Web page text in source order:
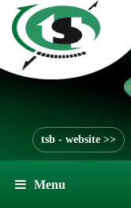
tsb - website >>
Menu